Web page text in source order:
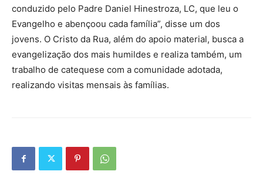
conduzido pelo Padre Daniel Hinestroza, LC, que leu o
Evangelho e abençoou cada família”, disse um dos
jovens. O Cristo da Rua, além do apoio material, busca a
evangelização dos mais humildes e realiza também, um
trabalho de catequese com a comunidade adotada,
realizando visitas mensais às famílias.